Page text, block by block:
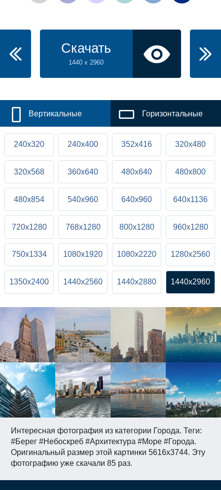
Интересная фотография из категории Города. Теги:
#Берег #Небоскреб #Архитектура #Море #Города.
Оригинальный размер этой картинки 5616x3744. Эту
фотографию уже скачали 85 раз.
Скачать
1440 x 2960
Вертикальные Горизонтальные
240x320 240x400 352x416 320x480
320x568 360x640 480x640 480x800
480x854 540x960 640x960 640x1136
720x1280 768x1280 800x1280 960x1280
750x1334 1080x1920 1080x2220 1280x2560
1350x2400 1440x2560 1440x2880 1440x2960